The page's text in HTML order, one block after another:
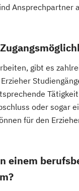
in Fachrichtung
in für
in für
"Burnout-
in für
in für
"Paarberatung"
"Psychologische/r
Ansprechpartner
gibt es
oder sogar
für den
einem